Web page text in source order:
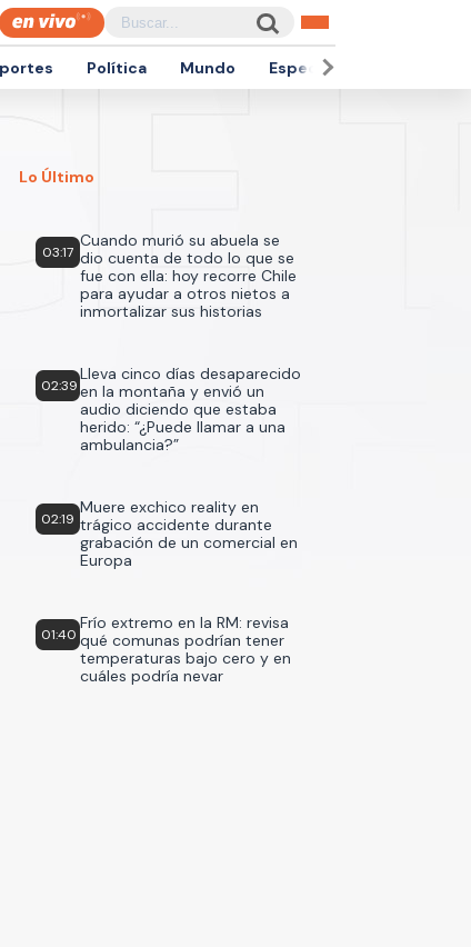
Política Mundo Espectáculos
Lo Último
03:17
Cuando murió su abuela se
dio cuenta de todo lo que se
fue con ella: hoy recorre Chile
para ayudar a otros nietos a
inmortalizar sus historias
02:39
Lleva cinco días desaparecido
en la montaña y envió un
audio diciendo que estaba
herido: “¿Puede llamar a una
ambulancia?”
02:19
Muere exchico reality en
trágico accidente durante
grabación de un comercial en
Europa
01:40
Frío extremo en la RM: revisa
qué comunas podrían tener
temperaturas bajo cero y en
cuáles podría nevar